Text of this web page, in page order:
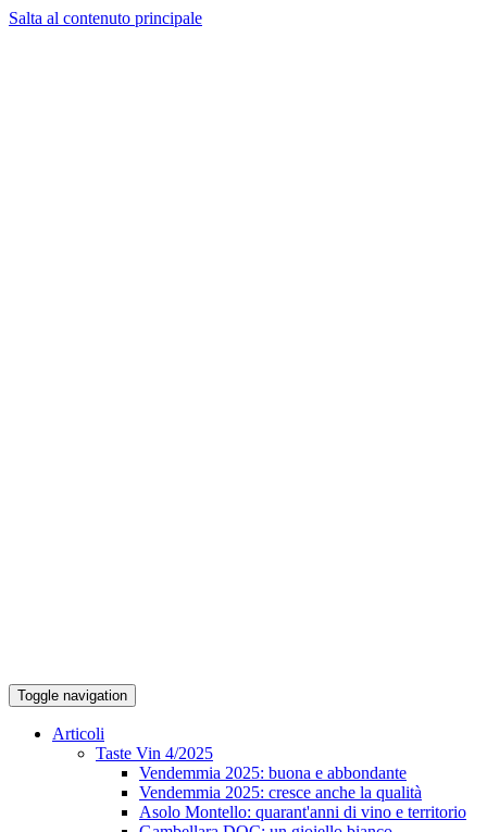
Salta al contenuto principale
Toggle navigation
Articoli
Taste Vin 4/2025
Vendemmia 2025: buona e abbondante
Vendemmia 2025: cresce anche la qualità
Asolo Montello: quarant'anni di vino e territorio